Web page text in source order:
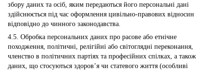
збору даних та осіб, яким передаються його персональні дані
здійснюється під час оформлення цивільно-правових відносин
відповідно до чинного законодавства.
4.5. Обробка персональних даних про расове або етнічне
походження, політичні, релігійні або світоглядні переконання,
членство в політичних партіях та професійних спілках, а також
даних, що стосуються здоров’я чи статевого життя (особливі